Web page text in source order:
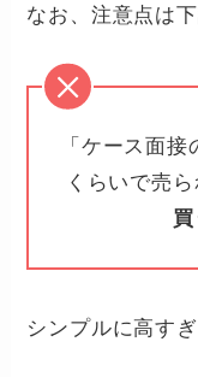
なお、注意点は
「ケース面
くらいで売
シンプルに高すぎ